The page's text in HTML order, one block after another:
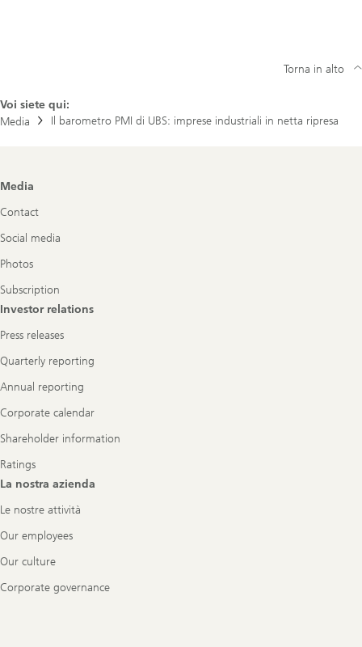
Voi siete qui:
Media
Il barometro PMI di UBS: imprese industriali in netta ripresa
Torna in alto
Footer
Media
Contact
Social media
Photos
Subscription
Investor relations
Press releases
Quarterly reporting
Annual reporting
Corporate calendar
Shareholder information
Ratings
La nostra azienda
Le nostre attività
Our employees
Our culture
Corporate governance